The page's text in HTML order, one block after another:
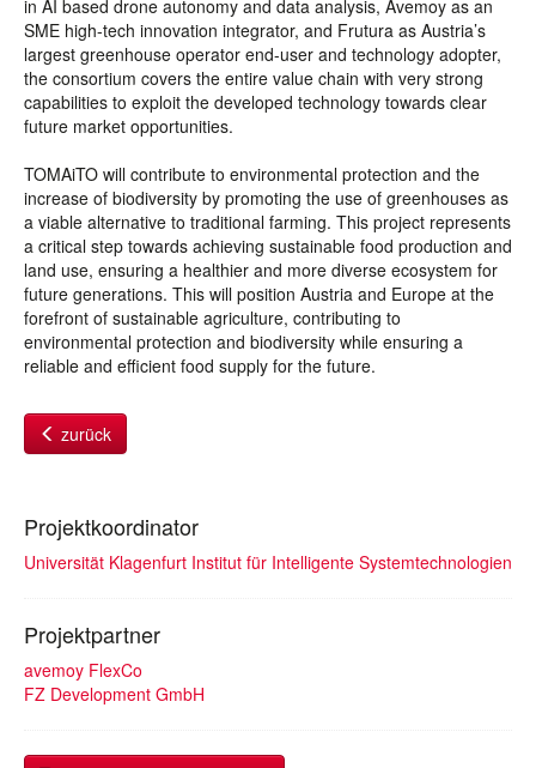
in AI based drone autonomy and data analysis, Avemoy as an
SME high-tech innovation integrator, and Frutura as Austria’s
largest greenhouse operator end-user and technology adopter,
the consortium covers the entire value chain with very strong
capabilities to exploit the developed technology towards clear
future market opportunities.
TOMAiTO will contribute to environmental protection and the
increase of biodiversity by promoting the use of greenhouses as
a viable alternative to traditional farming. This project represents
a critical step towards achieving sustainable food production and
land use, ensuring a healthier and more diverse ecosystem for
future generations. This will position Austria and Europe at the
forefront of sustainable agriculture, contributing to
environmental protection and biodiversity while ensuring a
reliable and efficient food supply for the future.
zurück
Projektkoordinator
Universität Klagenfurt Institut für Intelligente Systemtechnologien
Projektpartner
avemoy FlexCo
FZ Development GmbH